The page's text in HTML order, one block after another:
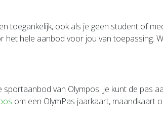
ook als je geen student of
hele aanbod voor jou van toepassing.
van Olympos. Je kunt de pas
om een OlymPas jaarkaart, maandkaart